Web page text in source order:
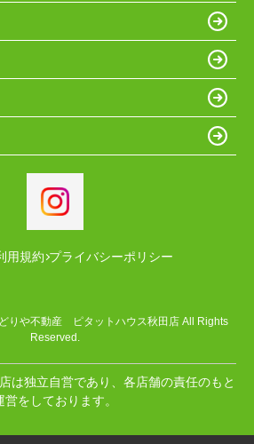
用規約 プライバシーポリシー
りや不動産 ピタットハウス秋田店 All Rights
Reserved.
は独立自営であり、各店舗の責任のもと
営をしております。